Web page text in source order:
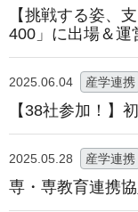
【挑戦する姿、
400」に出場＆運
2025.06.04 産学連携
【38社参加！】
2025.05.28 産学連携
専・専教育連携